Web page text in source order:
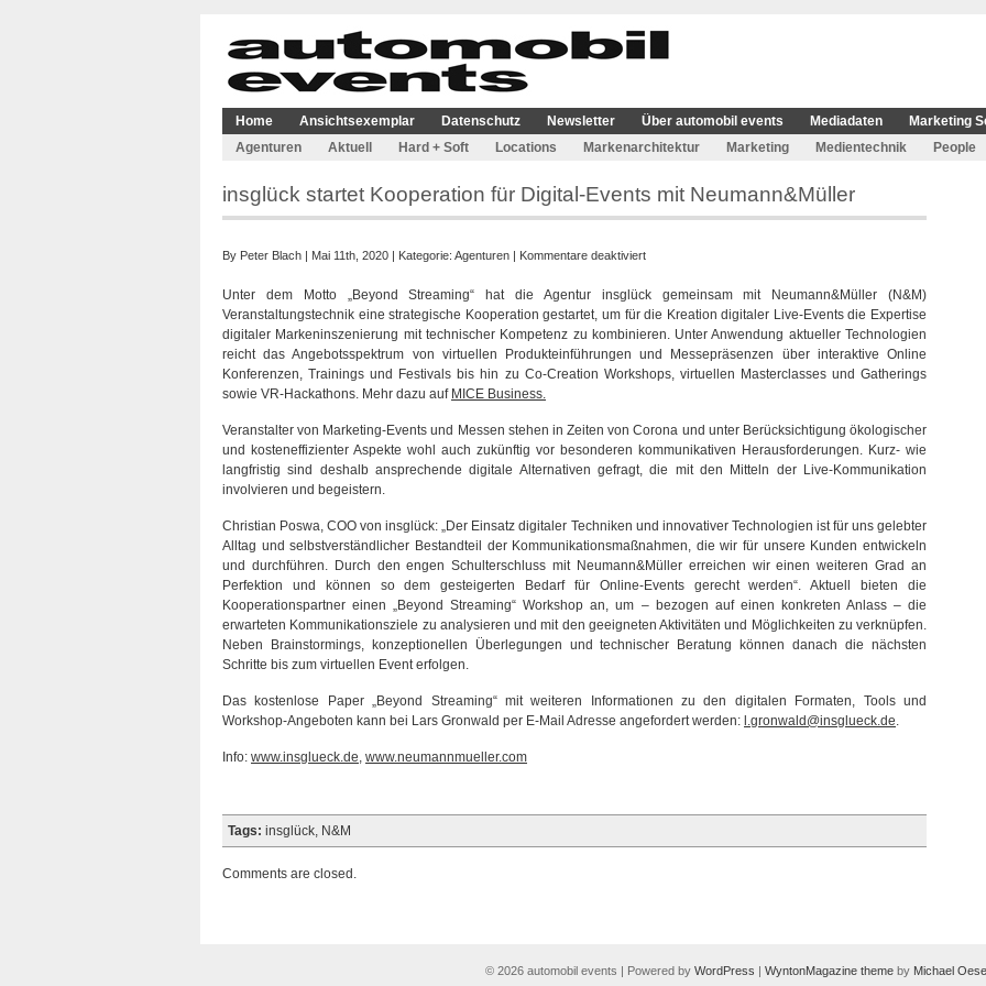
Home Ansichtsexemplar Datenschutz Newsletter Über automobil events Mediadaten
Marketing
Agenturen
Aktuell Hard + Soft Locations Markenarchitektur Marketing Medientechnik People
insglück startet Kooperation für Digital-Events mit Neumann&Müller
By Peter Blach | Mai 11th, 2020 | Kategorie: Agenturen | Kommentare deaktiviertfür
startet
Kooperation
für
Digital-
Events
Unter dem Motto „Beyond Streaming“ hat die Agentur insglück gemeinsam mit Neumann&Müller (N&M)
Veranstaltungstechnik eine strategische Kooperation gestartet, um für die Kreation digitaler Live-Events die Expertise
digitaler Markeninszenierung mit technischer Kompetenz zu kombinieren. Unter Anwendung aktueller Technologien
reicht das Angebotsspektrum von virtuellen Produkteinführungen und Messepräsenzen über interaktive Online
Konferenzen, Trainings und Festivals bis hin zu Co-Creation Workshops, virtuellen Masterclasses und Gatherings
sowie VR-Hackathons. Mehr dazu auf MICE Business.
Veranstalter von Marketing-Events und Messen stehen in Zeiten von Corona und unter Berücksichtigung ökologischer
und kosteneffizienter Aspekte wohl auch zukünftig vor besonderen kommunikativen Herausforderungen. Kurz- wie
langfristig sind deshalb ansprechende digitale Alternativen gefragt, die mit den Mitteln der Live-Kommunikation
involvieren und begeistern.
Christian Poswa, COO von insglück: „Der Einsatz digitaler Techniken und innovativer Technologien ist für uns gelebter
Alltag und selbstverständlicher Bestandteil der Kommunikationsmaßnahmen, die wir für unsere Kunden entwickeln
und durchführen. Durch den engen Schulterschluss mit Neumann&Müller erreichen wir einen weiteren Grad an
Perfektion und können so dem gesteigerten Bedarf für Online-Events gerecht werden“. Aktuell bieten die
Kooperationspartner einen „Beyond Streaming“ Workshop an, um – bezogen auf einen konkreten Anlass – die
erwarteten Kommunikationsziele zu analysieren und mit den geeigneten Aktivitäten und Möglichkeiten zu verknüpfen.
Neben Brainstormings, konzeptionellen Überlegungen und technischer Beratung können danach die nächsten
Schritte bis zum virtuellen Event erfolgen.
Das kostenlose Paper „Beyond Streaming“ mit weiteren Informationen zu den digitalen Formaten, Tools und
Workshop-Angeboten kann bei Lars Gronwald per E-Mail Adresse angefordert werden: l.gronwald@insglueck.de.
Info: www.insglueck.de, www.neumannmueller.com
Tags: insglück, N&M
Comments are closed.
© 2026 automobil events | Powered by WordPress | WyntonMagazine theme by Michael